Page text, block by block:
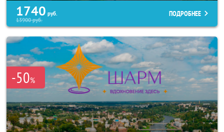
1740 руб.
13900руб.
ПОДРОБНЕЕ
-50%